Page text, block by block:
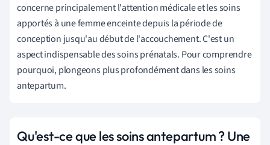
concerne principalement l'attention médicale et les soins
apportés à une femme enceinte depuis la période de
conception jusqu'au début de l'accouchement. C'est un
aspect indispensable des soins prénatals. Pour comprendre
pourquoi, plongeons plus profondément dans les soins
antepartum.
Qu'est-ce que les soins antepartum ? Une